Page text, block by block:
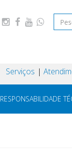
Serviços
RESPONSABILIDADE